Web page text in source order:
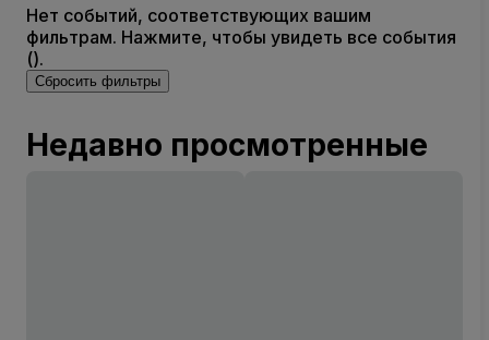
Нет событий, соответствующих вашим
фильтрам. Нажмите, чтобы увидеть все события
().
Сбросить фильтры
Недавно просмотренные